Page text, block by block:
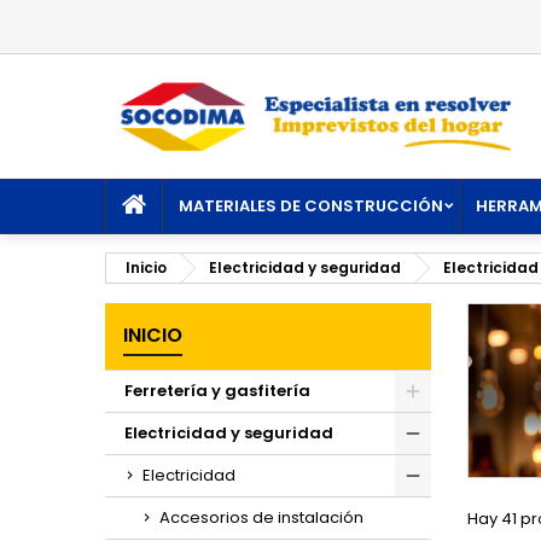
INICIOMATERIALES DE CONSTRUCCIÓN
Inicio Electricidad y seguridad Electricidad
INICIO
Ferretería y gasfitería
Toggle
Electricidad y seguridad
Toggle
Electricidad
Accesorios de instalación
Hay 41